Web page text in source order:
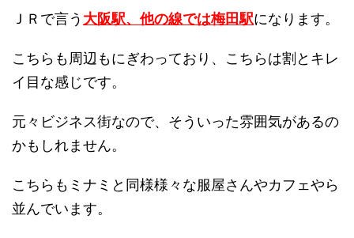
ＪＲで言う 大阪駅、他の線では梅田駅になります。
こちらも周辺もにぎわっており、こちらは割とキレ
イ目な感じです。
元々ビジネス街なので、そういった雰囲気があるの
かもしれません。
こちらもミナミと同様様々な服屋さんやカフェやら
並んでいます。